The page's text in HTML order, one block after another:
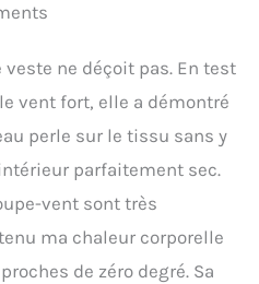
ne déçoit pas. En test
vent fort, elle a démontré
perle sur le tissu sans y
parfaitement sec.
vent sont très
ma chaleur corporelle
de zéro degré. Sa